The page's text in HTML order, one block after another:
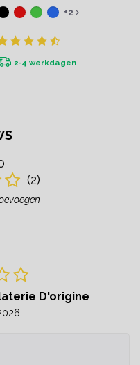
+2
2-4 werkdagen
(2)
D'origine